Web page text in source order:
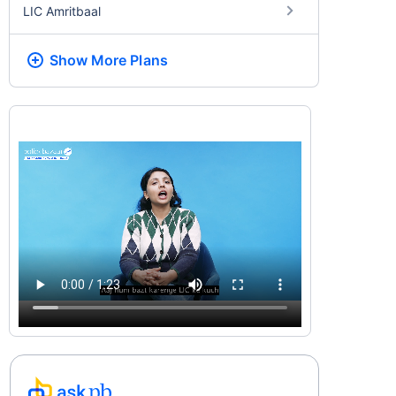
LIC Amritbaal
Show More Plans